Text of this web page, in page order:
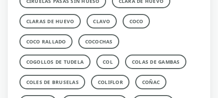
CLARAS DE HUEVO CLAVO COCO
COCO RALLADO COCOCHAS
COGOLLOS DE TUDELA COL COLAS DE GAMBAS
COLES DE BRUSELAS COLIFLOR COÑAC